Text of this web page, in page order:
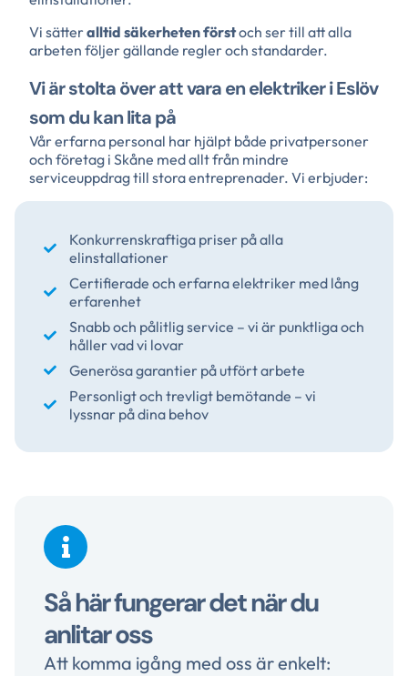
Vi sätteralltid säkerheten förstoch ser till att alla
arbeten följer gällande regler och standarder.
Vi är stolta över att vara en elektriker i Eslöv
som du kan lita på
Vår erfarna personal har hjälpt både privatpersoner
och företag i Skåne med allt från mindre
serviceuppdrag till stora entreprenader. Vi erbjuder:
Konkurrenskraftiga priser på alla
elinstallationer
Certifierade och erfarna elektriker med lång
erfarenhet
Snabb och pålitlig service – vi är punktliga och
håller vad vi lovar
Generösa garantier på utfört arbete
Personligt och trevligt bemötande – vi
lyssnar på dina behov
Så här fungerar det när du
anlitar oss
Att komma igång med oss är enkelt: